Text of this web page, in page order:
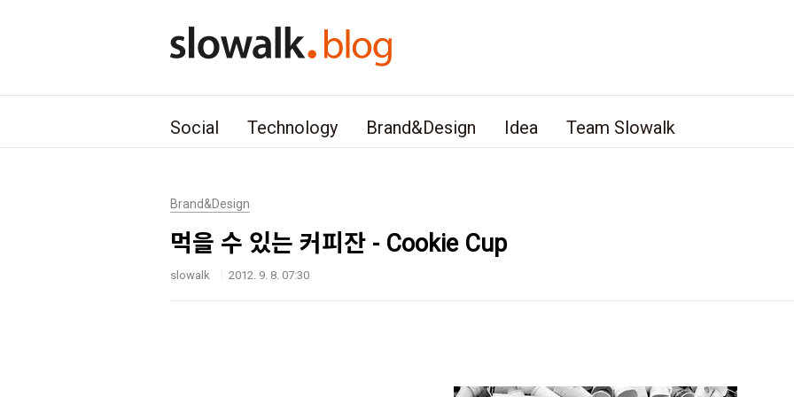
Social Technology Brand&Design Idea Team Slowalk
Brand&Design
먹을 수 있는 커피잔 - Cookie Cup
slowalk 2012. 9. 8. 07:30